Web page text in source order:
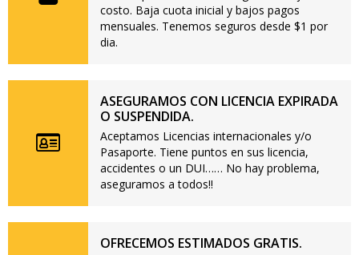
costo. Baja cuota inicial y bajos pagos
mensuales. Tenemos seguros desde $1 por
dia.
ASEGURAMOS CON LICENCIA EXPIRADA
O SUSPENDIDA.
Aceptamos Licencias internacionales y/o
Pasaporte. Tiene puntos en sus licencia,
accidentes o un DUI…… No hay problema,
aseguramos a todos!!
OFRECEMOS ESTIMADOS GRATIS.